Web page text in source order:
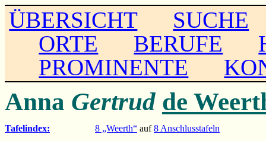
ÜBERSICHT
SUCHE
ORTE
BERUFE
PROMINENTE
Anna Gertrud de
Tafelindex: 8 „Weerth“ auf8 Anschlusstafeln